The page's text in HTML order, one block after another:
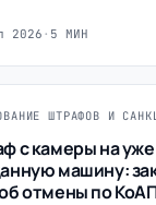
2026 · 5 МИН
ШТРАФОВ И
с камеры на уже
машину:
отмены по